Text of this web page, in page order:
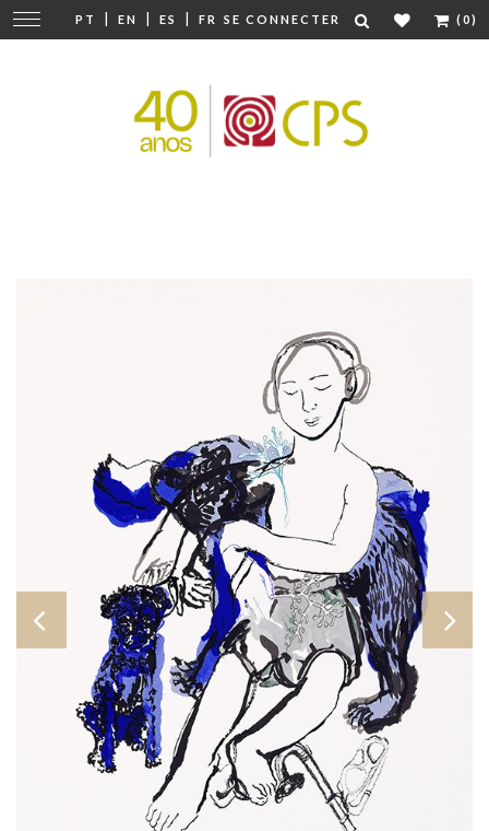
PT | EN | ES | FR SE CONNECTER (0)
Modifier
la